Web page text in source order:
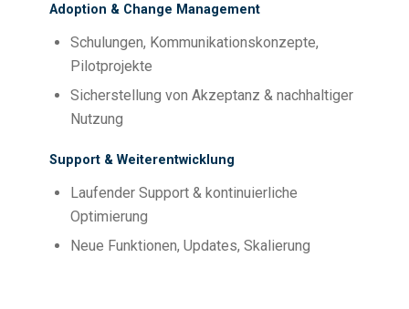
Adoption & Change Management
Schulungen, Kommunikationskonzepte,
Pilotprojekte
Sicherstellung von Akzeptanz & nachhaltiger
Nutzung
Support & Weiterentwicklung
Laufender Support & kontinuierliche
Optimierung
Neue Funktionen, Updates, Skalierung